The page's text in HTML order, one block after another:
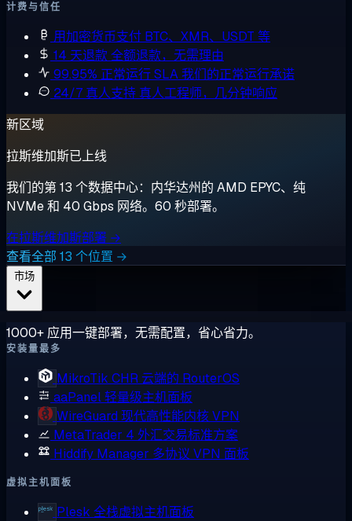
计费与信任
用加密货币支付 BTC、XMR、USDT 等
14 天退款全额退款，无需理由
99.95% 正常运行 SLA我们的正常运行承诺
24/7 真人支持 真人工程师，几分钟响应
新区域
拉斯维加斯已上线
我们的第 13 个数据中心：内华达州的 AMD EPYC、纯
NVMe 和 40 Gbps 网络。60 秒部署。
在拉斯维加斯部署 →
查看全部 13 个位置 →
1000+ 应用一键部署，无需配置，省心省力。
安装量最多
MikroTik CHR 云端的 RouterOS
aaPanel轻量级主机面板
WireGuard 现代高性能内核 VPN
MetaTrader 4 外汇交易标准方案
Hiddify Manager 多协议 VPN 面板
虚拟主机面板
Plesk 全栈虚拟主机面板